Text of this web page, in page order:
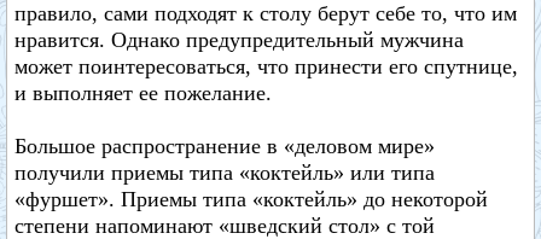
правило, сами подходят к столу берут себе то, что им
нравится. Однако предупредительный мужчина
может поинтересоваться, что принести его спутнице,
и выполняет ее пожелание.
Большое распространение в «деловом мире»
получили приемы типа «коктейль» или типа
«фуршет». Приемы типа «коктейль» до некоторой
степени напоминают «шведский стол» с той